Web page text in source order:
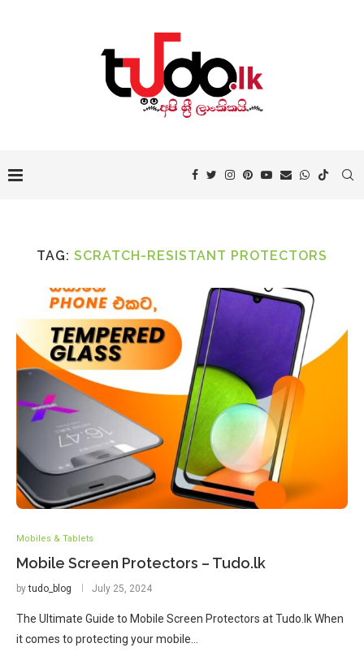
TAG: SCRATCH-RESISTANT PROTECTORS
Mobiles & Tablets
Mobile Screen Protectors – Tudo.lk
bytudo_blog July 25, 2024
The Ultimate Guide to Mobile Screen Protectors at Tudo.lk When
it comes to protecting your mobile…